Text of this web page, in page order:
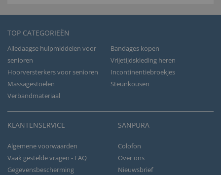
TOP CATEGORIEËN
Alledaagse hulpmiddelen voor
senioren
Bandages kopen
Vrijetijdskleding heren
Hoorversterkers voor senioren
Incontinentiebroekjes
Massagestoelen
Steunkousen
Verbandmateriaal
KLANTENSERVICE
Algemene voorwaarden
Vaak gestelde vragen - FAQ
Gegevensbescherming
SANPURA
Colofon
Over ons
Nieuwsbrief